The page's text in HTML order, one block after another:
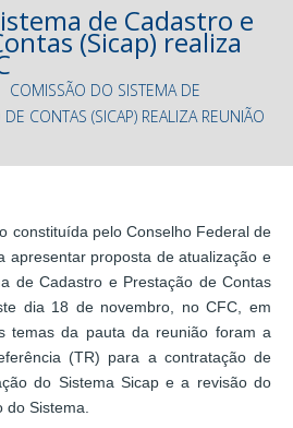
de Cadastro e
(Sicap) realiza
COMISSÃO DO SISTEMA DE
CONTAS (SICAP) REALIZA REUNIÃO
constituída pelo Conselho Federal de
apresentar proposta de atualização e
de Cadastro e Prestação de Contas
dia 18 de novembro, no CFC, em
temas da pauta da reunião foram a
(TR) para a contratação de
do Sistema Sicap e a revisão do
Sistema.